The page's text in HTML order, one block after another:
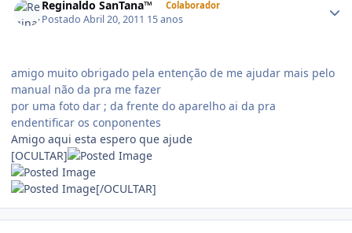
Reginaldo SanTana™ Colaborador
PostadoAbril 20, 2011 15 anos
amigo muito obrigado pela entenção de me ajudar mais pelo
manual não da pra me fazer
por uma foto dar ; da frente do aparelho ai da pra
endentificar os conponentes
Amigo aqui esta espero que ajude
[OCULTAR]
[/OCULTAR]